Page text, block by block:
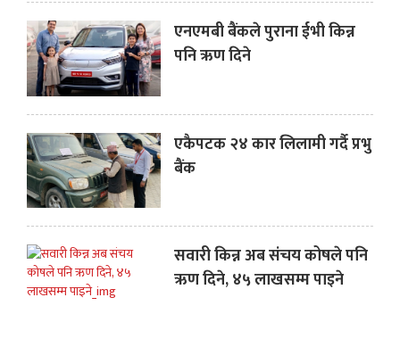
एनएमबी बैंकले पुराना ईभी किन्न
पनि ऋण दिने
एकैपटक २४ कार लिलामी गर्दै प्रभु
बैंक
सवारी किन्न अब संचय कोषले पनि
ऋण दिने, ४५ लाखसम्म पाइने